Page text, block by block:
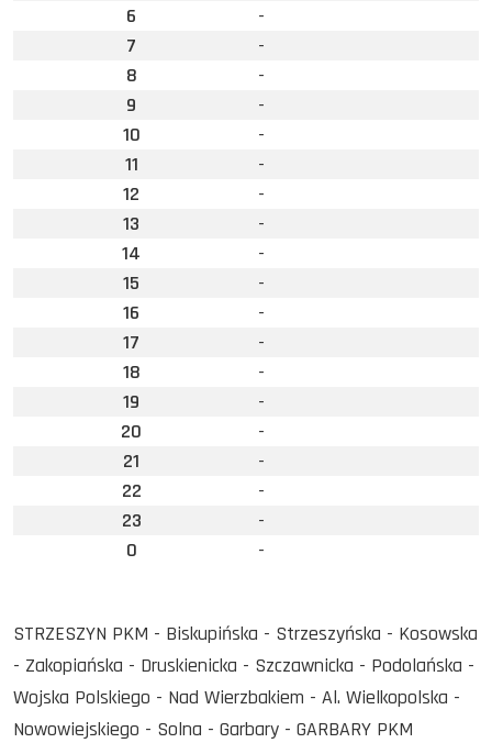
6
-
7
-
8
-
9
-
10
-
11
-
12
-
13
-
14
-
15
-
16
-
17
-
18
-
19
-
20
-
21
-
22
-
23
-
0
-
STRZESZYN PKM - Biskupińska - Strzeszyńska - Kosowska
- Zakopiańska - Druskienicka - Szczawnicka - Podolańska -
Wojska Polskiego - Nad Wierzbakiem - Al. Wielkopolska -
Nowowiejskiego - Solna - Garbary - GARBARY PKM